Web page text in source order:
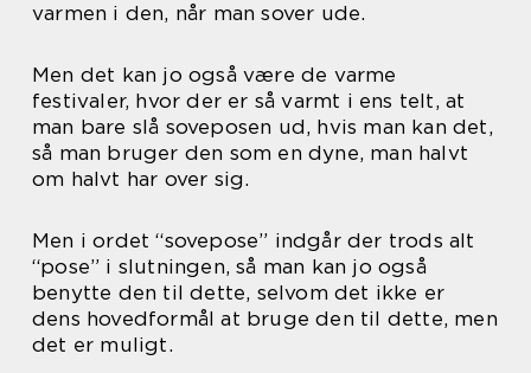
varmen i den, når man sover ude.
Men det kan jo også være de varme
festivaler, hvor der er så varmt i ens telt, at
man bare slå soveposen ud, hvis man kan det,
så man bruger den som en dyne, man halvt
om halvt har over sig.
Men i ordet “sovepose” indgår der trods alt
“pose” i slutningen, så man kan jo også
benytte den til dette, selvom det ikke er
dens hovedformål at bruge den til dette, men
det er muligt.